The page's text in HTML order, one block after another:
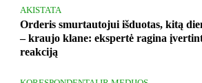
AKISTATA
Orderis smurtautojui išduotas, kitą
– kraujo klane: ekspertė ragina
reakciją